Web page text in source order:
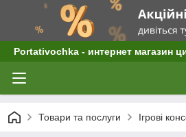
Portativochka - интернет магазин
Товари та послуги Ігрові